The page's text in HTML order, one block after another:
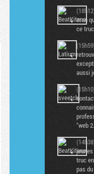
mon
ce
aussi
"web
truc
pas